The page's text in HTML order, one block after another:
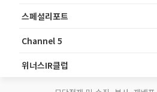
스페셜리포트
Channel 5
위너스IR클럽